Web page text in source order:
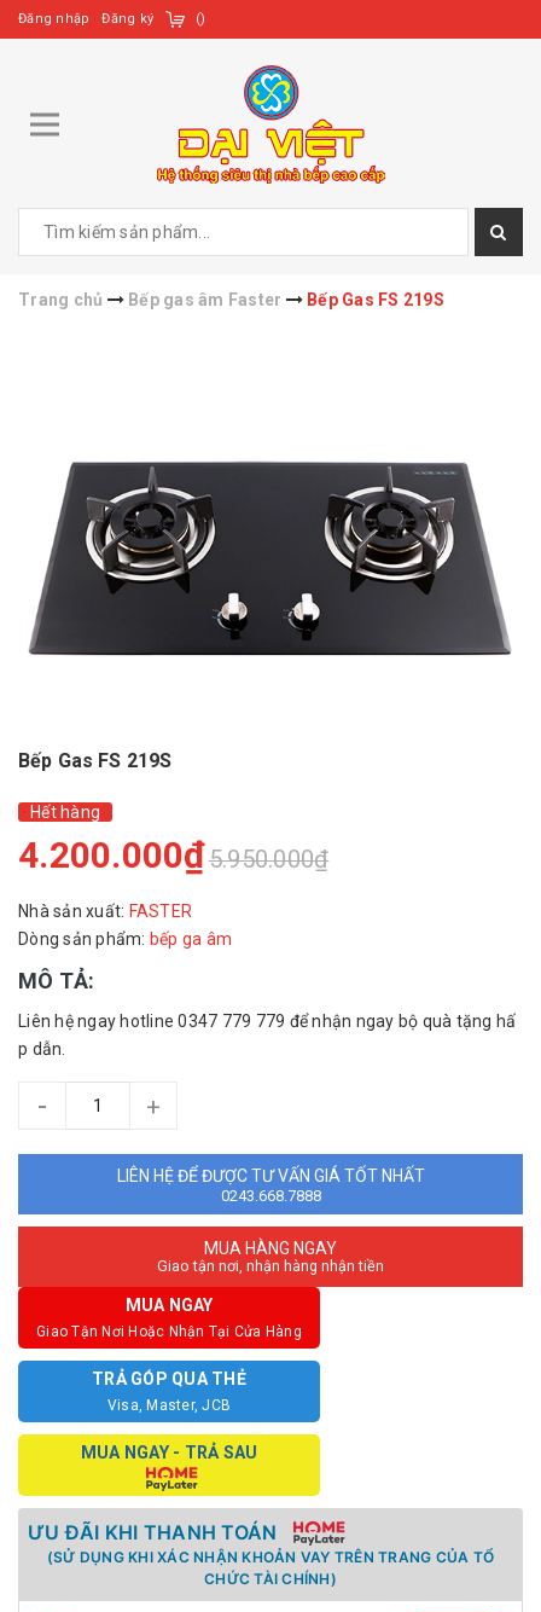
Đăng nhập Đăng ký ()
Trang chủ Bếp gas âm Faster Bếp Gas FS 219S
Bếp Gas FS 219S
Hết hàng
4.200.000₫5.950.000₫
Nhà sản xuất: FASTER
Dòng sản phẩm: bếp ga âm
MÔ TẢ:
Liên hệ ngay hotline 0347 779 779 để nhận ngay bộ quà tặng hấ
p dẫn.
- +
LIÊN HỆ ĐỂ ĐƯỢC TƯ VẤN GIÁ TỐT NHẤT
0243.668.7888
MUA HÀNG NGAY
Giao tận nơi, nhận hàng nhận tiền
MUA NGAY
Giao Tận Nơi Hoặc Nhận Tại Cửa Hàng
TRẢ GÓP QUA THẺ
Visa, Master, JCB
MUA NGAY - TRẢ SAU
ƯU ĐÃI KHI THANH TOÁN
(SỬ DỤNG KHI XÁC NHẬN KHOẢN VAY TRÊN TRANG CỦA TỔ
CHỨC TÀI CHÍNH)